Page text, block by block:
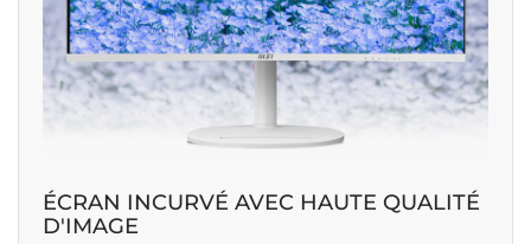
ÉCRAN INCURVÉ AVEC HAUTE QUALITÉ
D'IMAGE